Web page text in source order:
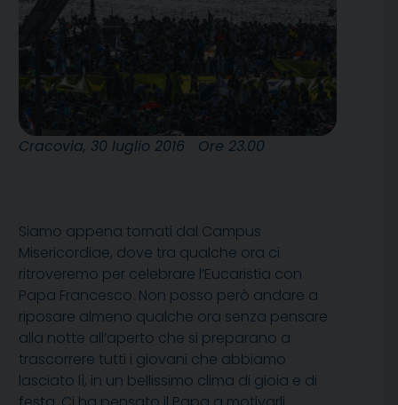
Cracovia, 30 luglio 2016 Ore 23.00
Siamo appena tornati dal Campus
Misericordiae, dove tra qualche ora ci
ritroveremo per celebrare l’Eucaristia con
Papa Francesco. Non posso però andare a
riposare almeno qualche ora senza pensare
alla notte all’aperto che si preparano a
trascorrere tutti i giovani che abbiamo
lasciato lì, in un bellissimo clima di gioia e di